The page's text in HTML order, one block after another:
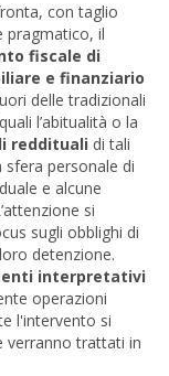
con taglio
pragmatico, il
fiscale di
e finanziario
delle tradizionali
l’abitualità o la
reddituali di tali
personale di
e alcune
si
sugli obblighi di
detenzione.
interpretativi
operazioni
l'intervento si
verranno trattati in